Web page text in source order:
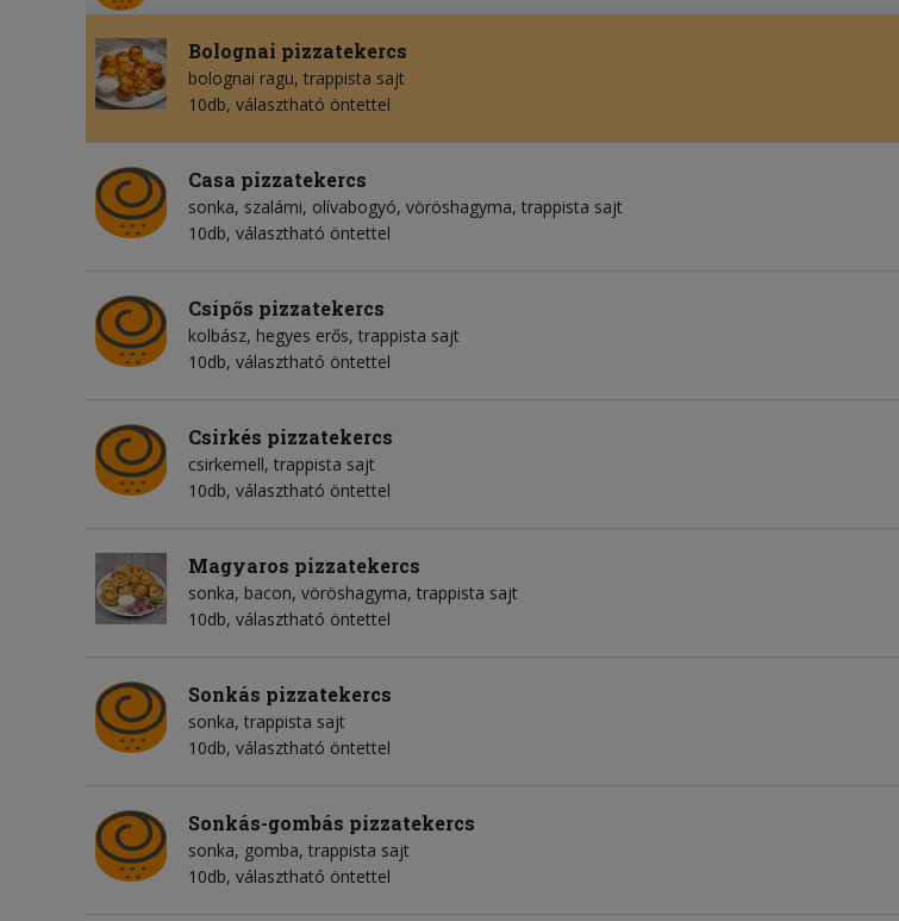
Bolognai pizzatekercs
bolognai ragu trappista sajt
10db, választható öntettel
Casa pizzatekercs
sonka szalámi olívabogyó vöröshagyma trappista sajt
10db, választható öntettel
Csípős pizzatekercs
kolbász hegyes erős trappista sajt
10db, választható öntettel
Csirkés pizzatekercs
csirkemell trappista sajt
10db, választható öntettel
Magyaros pizzatekercs
sonka bacon vöröshagyma trappista sajt
10db, választható öntettel
Sonkás pizzatekercs
sonka trappista sajt
10db, választható öntettel
Sonkás-gombás pizzatekercs
sonka gomba trappista sajt
10db, választható öntettel